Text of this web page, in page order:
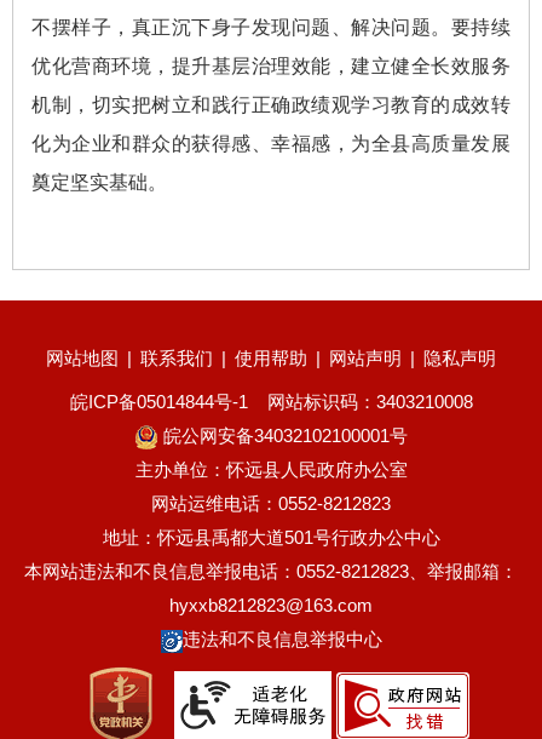
不摆样子，真正沉下身子发现问题、解决问题。要持续
优化营商环境，提升基层治理效能，建立健全长效服务
机制，切实把树立和践行正确政绩观学习教育的成效转
化为企业和群众的获得感、幸福感，为全县高质量发展
奠定坚实基础。
网站地图 | 联系我们 | 使用帮助 | 网站声明 | 隐私声明
皖ICP备05014844号-1
网站标识码：3403210008
皖公网安备34032102100001号
主办单位：怀远县人民政府办公室
网站运维电话：0552-8212823
地址：怀远县禹都大道501号行政办公中心
本网站违法和不良信息举报电话：0552-8212823、举报邮箱：
hyxxb8212823@163.com
违法和不良信息举报中心